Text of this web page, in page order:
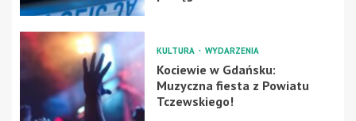
KULTURA WYDARZENIA
Kociewie w Gdańsku:
Muzyczna fiesta z Powiatu
Tczewskiego!